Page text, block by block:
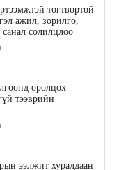
тогтвортой
ажил, зорилго,
солилцлоо
оролцох
тээврийн
ээлжит хуралдаан